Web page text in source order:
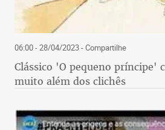
06:00 - 28/04/2023- Compartilhe
Clássico 'O pequeno príncipe'
muito além dos clichês